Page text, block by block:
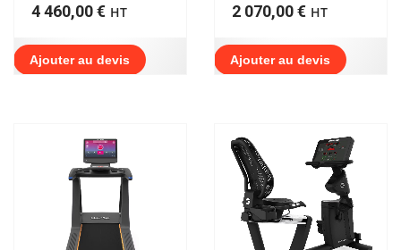
4 460,00€ HT
Ajouter au devis
2 070,00€ HT
Ajouter au devis